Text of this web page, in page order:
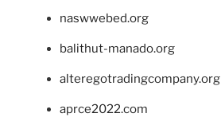
naswwebed.org
balithut-manado.org
alteregotradingcompany.org
aprce2022.com